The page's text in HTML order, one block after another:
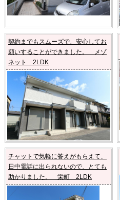
契約までもスムーズで、安心してお
願いすることができました。 メゾ
ネット 2LDK
チャットで気軽に答えがもらえて、
日中電話に出られないので、とても
助かりました。 栄町 2LDK